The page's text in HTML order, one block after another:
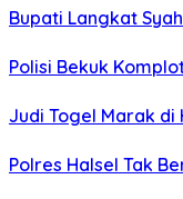
Bupati Langkat
Polisi Bekuk
Judi Togel Marak di
Polres Halsel Tak